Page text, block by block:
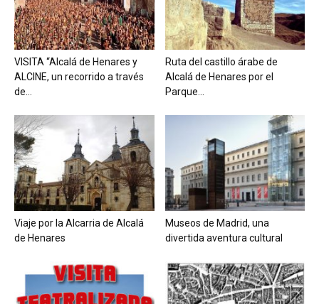
VISITA “Alcalá de Henares y
ALCINE, un recorrido a través
de...
Ruta del castillo árabe de
Alcalá de Henares por el
Parque...
Viaje por la Alcarria de Alcalá
de Henares
Museos de Madrid, una
divertida aventura cultural